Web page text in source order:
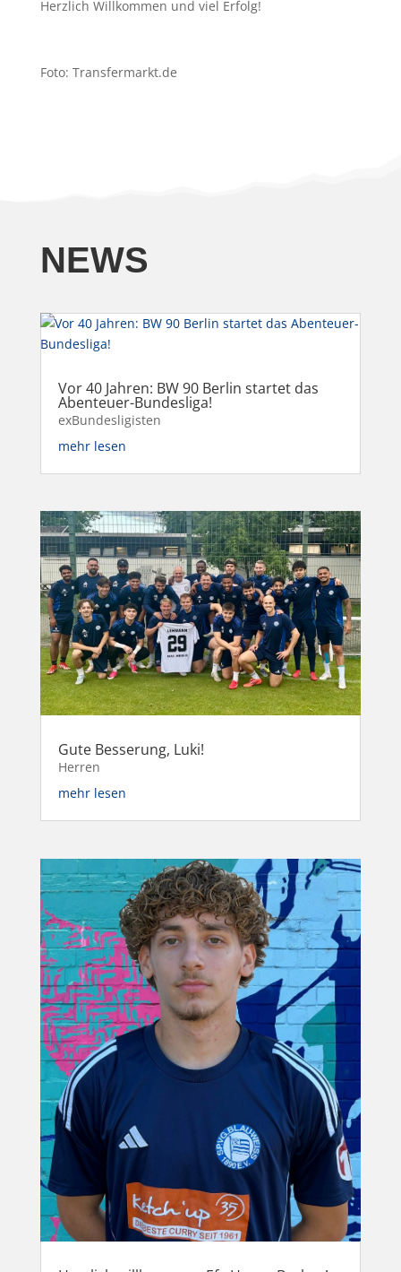
Herzlich Willkommen und viel Erfolg!
Foto: Transfermarkt.de
NEWS
Vor 40 Jahren: BW 90 Berlin startet das
Abenteuer-Bundesliga!
exBundesligisten
mehr lesen
Gute Besserung, Luki!
Herren
mehr lesen